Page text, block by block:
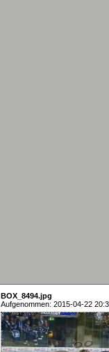
BOX_8494.jpg
Aufgenommen: 2015-04-22